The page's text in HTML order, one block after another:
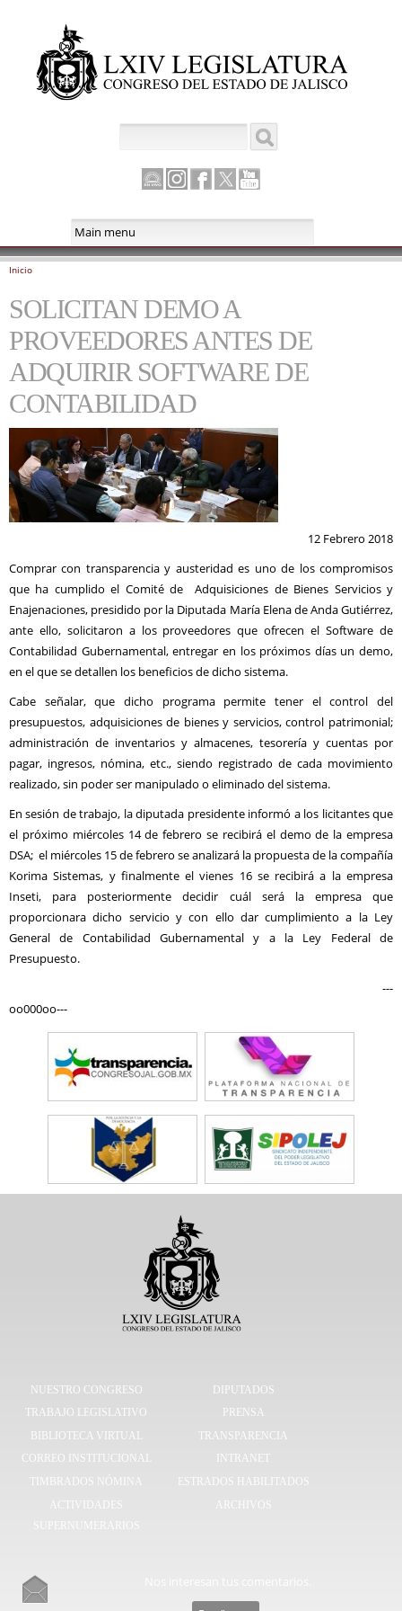
principal
Canal
Instagram
Facebook
Twitter
Inicio
SOLICITAN DEMO A
PROVEEDORES ANTES DE
ADQUIRIR SOFTWARE DE
CONTABILIDAD
12 Febrero 2018
Comprar con transparencia y austeridad es uno de los compromisos
que ha cumplido el Comité de Adquisiciones de Bienes Servicios y
Enajenaciones, presidido por la Diputada María Elena de Anda Gutiérrez,
ante ello, solicitaron a los proveedores que ofrecen el Software de
Contabilidad Gubernamental, entregar en los próximos días un demo,
en el que se detallen los beneficios de dicho sistema.
Cabe señalar, que dicho programa permite tener el control del
presupuestos, adquisiciones de bienes y servicios, control patrimonial;
administración de inventarios y almacenes, tesorería y cuentas por
pagar, ingresos, nómina, etc., siendo registrado de cada movimiento
realizado, sin poder ser manipulado o eliminado del sistema.
En sesión de trabajo, la diputada presidente informó a los licitantes que
el próximo miércoles 14 de febrero se recibirá el demo de la empresa
DSA; el miércoles 15 de febrero se analizará la propuesta de la compañía
Korima Sistemas, y finalmente el vienes 16 se recibirá a la empresa
Inseti, para posteriormente decidir cuál será la empresa que
proporcionara dicho servicio y con ello dar cumplimiento a la Ley
General de Contabilidad Gubernamental y a la Ley Federal de
Presupuesto.
---
oo000oo---
NUESTRO CONGRESO
DIPUTADOS
TRABAJO LEGISLATIVO
PRENSA
BIBLIOTECA VIRTUAL
TRANSPARENCIA
CORREO INSTITUCIONAL
INTRANET
TIMBRADOS NÓMINA
ESTRADOS HABILITADOS
ACTIVIDADES
SUPERNUMERARIOS
ARCHIVOS